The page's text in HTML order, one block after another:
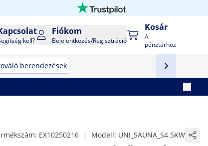
kell?
Fiókom
Bejelentkezés/Regisztráció
Kosár
A
pénztárhoz
berendezések
EX10250216 | Modell: UNI_SAUNA_S4.5KW